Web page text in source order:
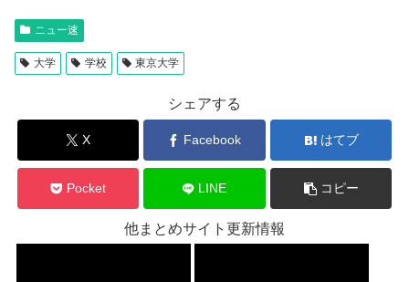
ニュー速
大学 学校 東京大学
シェアする
X Facebook はてブ
Pocket LINE コピー
他まとめサイト更新情報